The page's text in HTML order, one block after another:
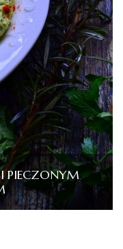
PIECZONYM